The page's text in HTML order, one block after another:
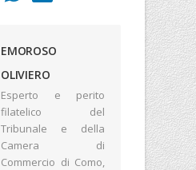
EMOROSO
OLIVIERO
Esperto e perito
filatelico del
Tribunale e della
Camera di
Commercio di Como,